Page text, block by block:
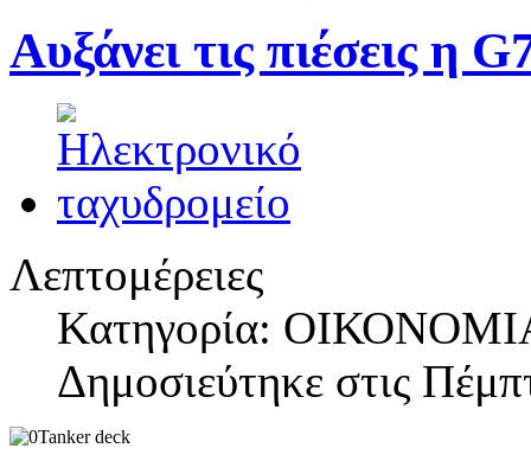
Αυξάνει τις πιέσεις η
Λεπτομέρειες
Κατηγορία:
Δημοσιεύτηκε στις